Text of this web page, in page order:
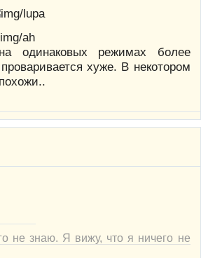
одинаковых режимах более
хуже. В некотором
не знаю. Я вижу, что я ничего не